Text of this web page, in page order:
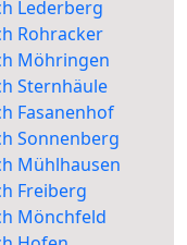
Lederberg
Rohracker
Möhringen
Sternhäule
Fasanenhof
Sonnenberg
Mühlhausen
Freiberg
Mönchfeld